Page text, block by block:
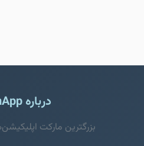
درباره JoomApp
بزرگترین مارکت